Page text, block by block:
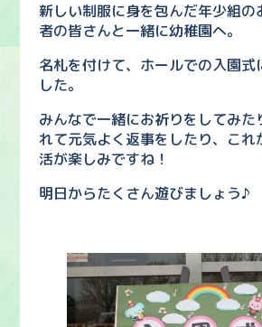
新しい制服に身を包んだ年少組の
者の皆さんと一緒に幼稚園へ。
名札を付けて、ホールでの入園式
した。
みんなで一緒にお祈りをしてみた
れて元気よく返事をしたり、これ
活が楽しみですね！
明日からたくさん遊びましょう♪